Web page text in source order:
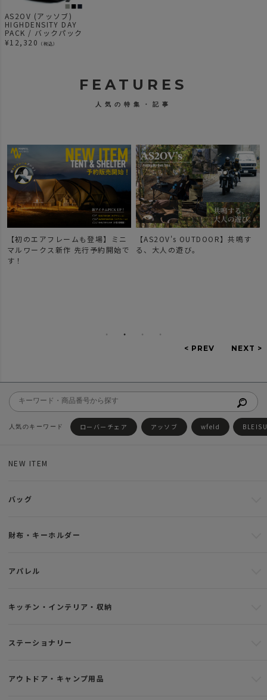
AS2OV (アッソブ)
HIGHDENSITY DAY
PACK / バックパック
¥12,320 （税込）
FEATURES
人気の特集・記事
【AS2OV's OUTDOOR】共鳴す
る、大人の遊び。
【新作登場】人気のDOBBYシリ
ーズのご紹介。
ローバーチェア アッソブ wfeld
NEW ITEM
バッグ
財布・キーホルダー
アパレル
キッチン・インテリア・収納
ステーショナリー
アウトドア・キャンプ用品